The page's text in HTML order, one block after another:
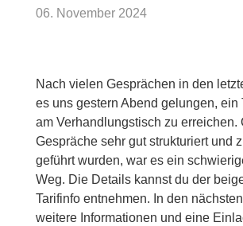
06. November 2024
Nach vielen Gesprächen in den
es uns gestern Abend gelungen, ein
am Verhandlungstisch zu erreichen.
Gespräche sehr gut strukturiert und
geführt wurden, war es ein
Weg. Die Details kannst du der
Tarifinfo entnehmen. In den
weitere Informationen und eine